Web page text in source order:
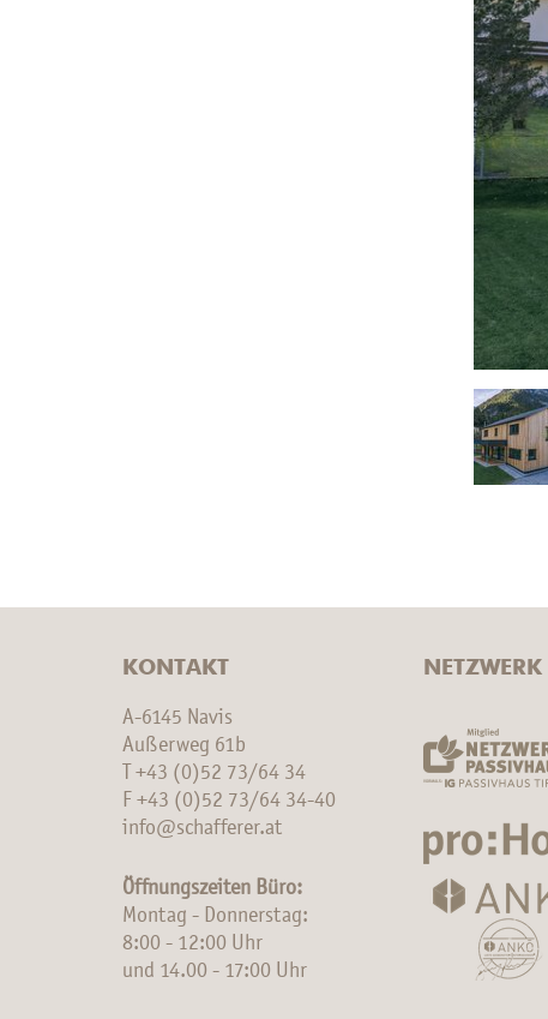
KONTAKT
A-6145 Navis
Außerweg 61b
+43 (0)52 73/64 34
F +43 (0)52 73/64 34-40
info@schafferer.at
Öffnungszeiten Büro:
Montag - Donnerstag:
8:00 - 12:00 Uhr
und 14.00 - 17:00 Uhr
NETZWERK